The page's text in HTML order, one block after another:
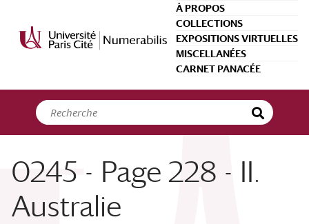
À PROPOS
COLLECTIONS
EXPOSITIONS VIRTUELLES
MISCELLANÉES
CARNET PANACÉE
0245 - Page 228 - II.
Australie